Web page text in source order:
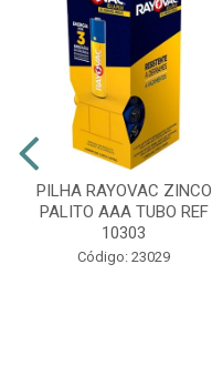
PILHA RAYOVAC ZINCO
PALITO AAA TUBO REF
10303
Código: 23029